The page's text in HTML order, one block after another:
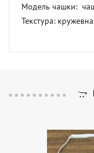
Модель чашки:
Текстура: